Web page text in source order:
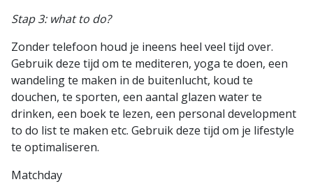
Stap 3: what to do?
Zonder telefoon houd je ineens heel veel tijd over.
Gebruik deze tijd om te mediteren, yoga te doen, een
wandeling te maken in de buitenlucht, koud te
douchen, te sporten, een aantal glazen water te
drinken, een boek te lezen, een personal development
to do list te maken etc. Gebruik deze tijd om je lifestyle
te optimaliseren.
Matchday